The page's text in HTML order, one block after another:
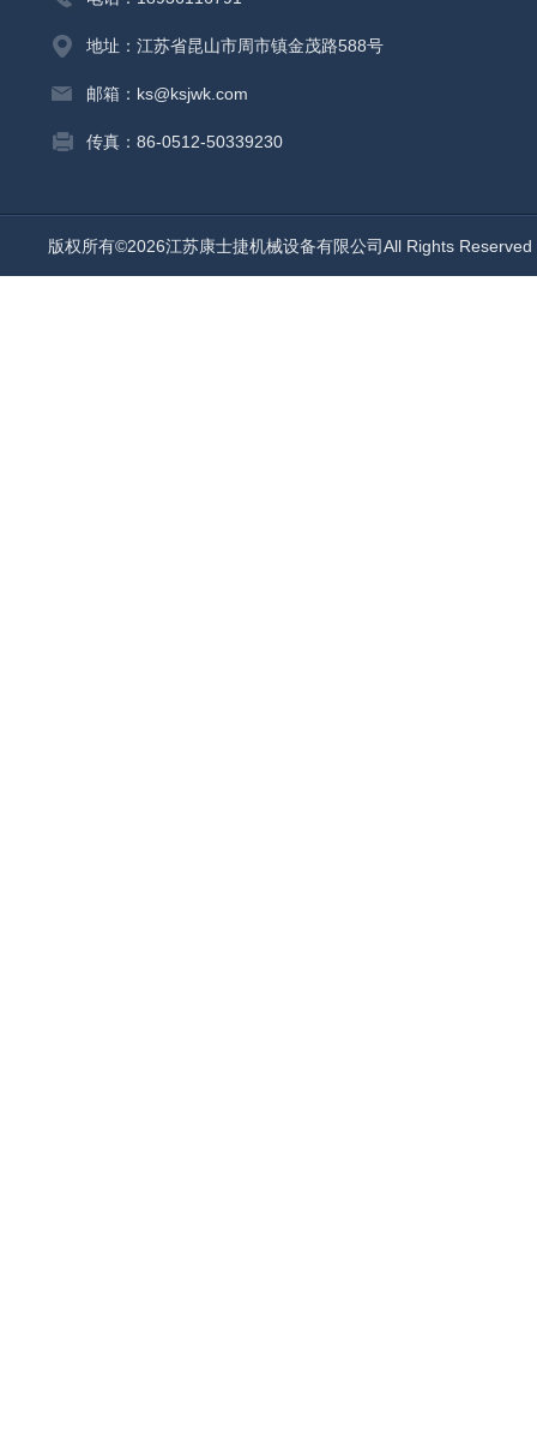
地址：江苏省昆山市周市镇金茂路588号
邮箱：ks@ksjwk.com
传真：86-0512-50339230
版权所有©2026江苏康士捷机械设备有限公司All Rights